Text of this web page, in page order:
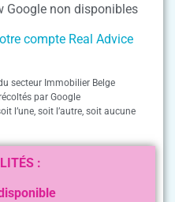
Google non disponibles
compte Real Advice
secteur Immobilier Belge
par Google
l’une, soit l’autre, soit aucune
: